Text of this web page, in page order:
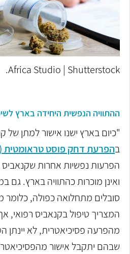
Africa Studio | Shutterstock.
ההתוויה הנפשית היחידה בארץ
"כיום בארץ ישנו אישור למתן של
בהפרעת דחק פוסט טראומטית (
הפרעות נפשיות אחרות שקנאביס
ואינן מוכרות כהתוויה בארץ.
סובלים מתחלואה כפולה, כלומר
המצריך טיפול בקנאביס רפואי,
מהפרעה פסיכיאטרית, לא יינתן
שבהם יתקבל אישור